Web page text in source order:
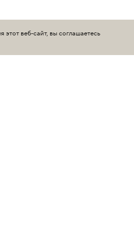
веб-сайт, вы соглашаетесь